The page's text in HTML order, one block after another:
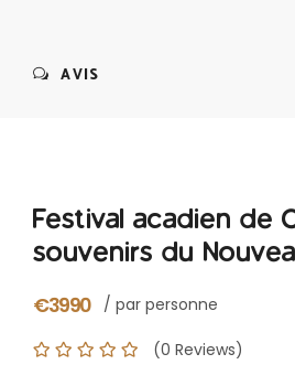
AVIS
Festival acadien de
souvenirs du
€3990 / par personne
(0 Reviews)